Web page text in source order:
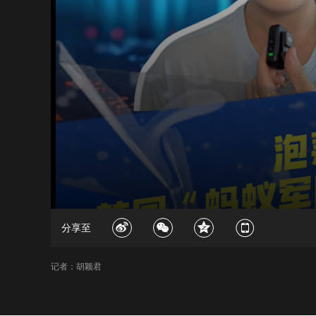
分享至
记者：胡颖君